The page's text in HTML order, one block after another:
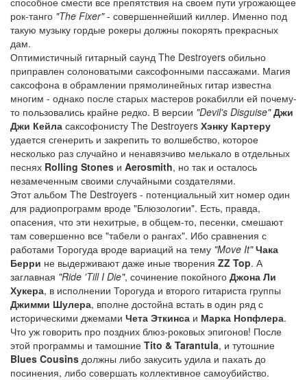
рок-танго "The Fixer"- совершеннейший киллер. Именно под
такую музыку гордые рокеры должны покорять прекрасных
дам.
Оптимистичный гитарный саунд The Destroyers обильно
приправлен солоноватыми саксофонными пассажами. Магия
саксофона в обрамлении прямолинейных гитар известна
многим - однако после старых мастеров рокабилли ей почему-
то пользовались крайне редко. В версии "Devil's Disguise" Джи
Джи Кейла саксофонисту The Destroyers Хэнку Картеру
удается сгенерить и закрепить то волшебство, которое
несколько раз случайно и ненавязчиво мелькало в отдельных
песнях Rolling Stones и Aerosmith, но так и осталось
незамеченным своими случайными создателями.
Этот альбом The Destroyers - потенциальный хит номер один
для радиопрограмм вроде "Блюзологии". Есть, правда,
опасения, что эти нехитрые, в общем-то, песенки, смешают
там совершенно все "табели о рангах". Ибо сравнения с
работами Торогуда вроде вариаций на тему "Move It" Чака
Берри не выдерживают даже иные творения ZZ Top. А
заглавная "Ride 'Till I Die", сочинение покойного Джона Ли
Хукера, в исполнении Торогуда и второго гитариста группы
Джимми Шулера, вполне достойнa встать в один ряд с
историческими джемами Чета Эткинса и Марка Нопфлера.
Что уж говорить про поздних блюз-роковых эпигонов! После
этой программы и тамошние Tito & Tarantula, и тутошние
Blues Cousins должны либо закусить удила и пахать до
посинения, либо совершать коллективное самоубийство.